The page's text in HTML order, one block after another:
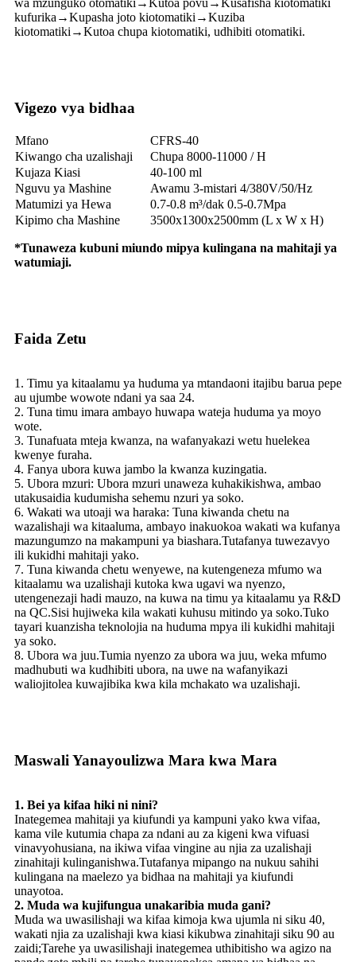
wa mzunguko otomatiki→Kutoa povu→Kusafisha kiotomatiki
kufurika→Kupasha joto kiotomatiki→Kuziba
kiotomatiki→Kutoa chupa kiotomatiki, udhibiti otomatiki.
Vigezo vya bidhaa
Mfano
CFRS-40
Kiwango cha uzalishaji
Chupa 8000-11000 / H
Kujaza Kiasi
40-100 ml
Nguvu ya Mashine
Awamu 3-mistari 4/380V/50/Hz
Matumizi ya Hewa
0.7-0.8 m³/dak 0.5-0.7Mpa
Kipimo cha Mashine
3500x1300x2500mm (L x W x H)
*Tunaweza kubuni miundo mipya kulingana na mahitaji ya
watumiaji.
Faida Zetu
1. Timu ya kitaalamu ya huduma ya mtandaoni itajibu barua pepe
au ujumbe wowote ndani ya saa 24.
2. Tuna timu imara ambayo huwapa wateja huduma ya moyo
wote.
3. Tunafuata mteja kwanza, na wafanyakazi wetu huelekea
kwenye furaha.
4. Fanya ubora kuwa jambo la kwanza kuzingatia.
5. Ubora mzuri: Ubora mzuri unaweza kuhakikishwa, ambao
utakusaidia kudumisha sehemu nzuri ya soko.
6. Wakati wa utoaji wa haraka: Tuna kiwanda chetu na
wazalishaji wa kitaaluma, ambayo inakuokoa wakati wa kufanya
mazungumzo na makampuni ya biashara.Tutafanya tuwezavyo
ili kukidhi mahitaji yako.
7. Tuna kiwanda chetu wenyewe, na kutengeneza mfumo wa
kitaalamu wa uzalishaji kutoka kwa ugavi wa nyenzo,
utengenezaji hadi mauzo, na kuwa na timu ya kitaalamu ya R&D
na QC.Sisi hujiweka kila wakati kuhusu mitindo ya soko.Tuko
tayari kuanzisha teknolojia na huduma mpya ili kukidhi mahitaji
ya soko.
8. Ubora wa juu.Tumia nyenzo za ubora wa juu, weka mfumo
madhubuti wa kudhibiti ubora, na uwe na wafanyikazi
waliojitolea kuwajibika kwa kila mchakato wa uzalishaji.
Maswali Yanayoulizwa Mara kwa Mara
1. Bei ya kifaa hiki ni nini?
Inategemea mahitaji ya kiufundi ya kampuni yako kwa vifaa,
kama vile kutumia chapa za ndani au za kigeni kwa vifuasi
vinavyohusiana, na ikiwa vifaa vingine au njia za uzalishaji
zinahitaji kulinganishwa.Tutafanya mipango na nukuu sahihi
kulingana na maelezo ya bidhaa na mahitaji ya kiufundi
unayotoa.
2. Muda wa kujifungua unakaribia muda gani?
Muda wa uwasilishaji wa kifaa kimoja kwa ujumla ni siku 40,
wakati njia za uzalishaji kwa kiasi kikubwa zinahitaji siku 90 au
zaidi;Tarehe ya uwasilishaji inategemea uthibitisho wa agizo na